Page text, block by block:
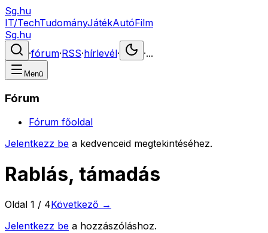
Sg.hu
IT/TechTudományJátékAutóFilm
Sg.hu
·fórum·RSS·hírlevél· ·...
Menü
Fórum
Fórum főoldal
Jelentkezz be a kedvenceid megtekintéséhez.
Rablás, támadás
Oldal 1 / 4Következő →
Jelentkezz be a hozzászóláshoz.